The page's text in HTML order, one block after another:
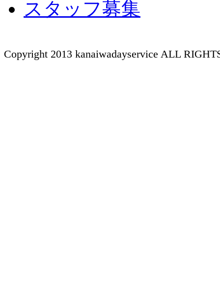
スタッフ募集
Copyright 2013 kanaiwadayservice ALL